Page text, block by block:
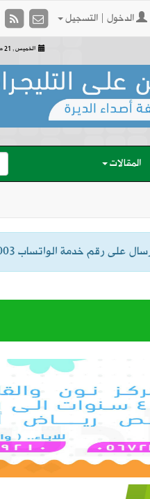
الدخول | التسجيل
الخميس , 21 صفر 1448 هـ ,
المقالات
خدمة الواتساب 0594002003